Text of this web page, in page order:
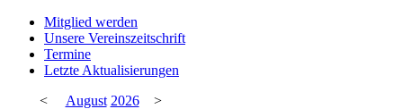
Mitglied werden
Unsere Vereinszeitschrift
Termine
Letzte Aktualisierungen
<
August 2026
>